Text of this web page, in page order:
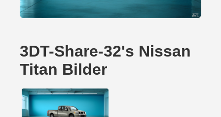
3DT-Share-32's Nissan
Titan Bilder